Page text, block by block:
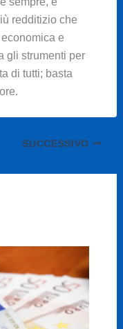
redditizio che
e
gli strumenti per
di tutti; basta
SUCCESSIVO